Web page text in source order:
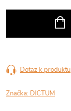
Dotaz k produktu
Značka: DICTUM